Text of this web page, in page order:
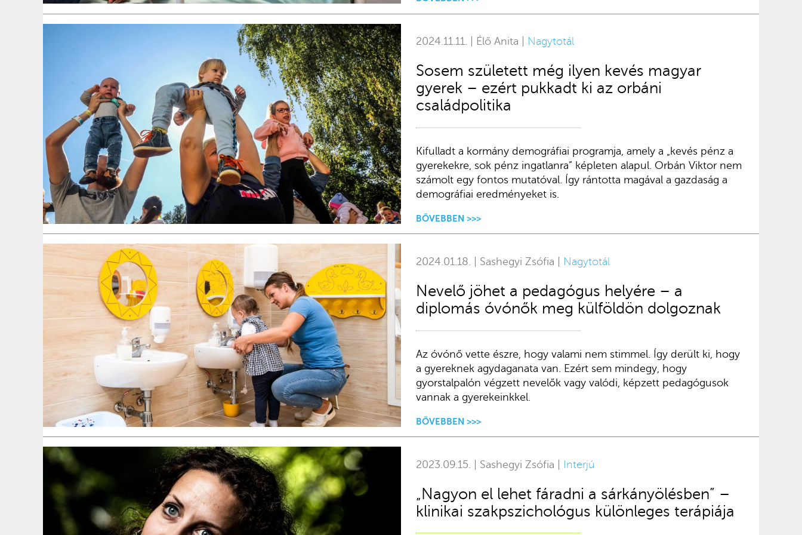
2024.11.11. | Élő Anita | Nagytotál
Sosem született még ilyen kevés magyar
gyerek – ezért pukkadt ki az orbáni
családpolitika
Kifulladt a kormány demográfiai programja, amely a „kevés pénz a
gyerekekre, sok pénz ingatlanra” képleten alapul. Orbán Viktor nem
számolt egy fontos mutatóval. Így rántotta magával a gazdaság a
demográfiai eredményeket is.
BŐVEBBEN >>>
2024.01.18. | Sashegyi Zsófia | Nagytotál
Nevelő jöhet a pedagógus helyére – a
diplomás óvónők meg külföldön dolgoznak
Az óvónő vette észre, hogy valami nem stimmel. Így derült ki, hogy
a gyereknek agydaganata van. Ezért sem mindegy, hogy
gyorstalpalón végzett nevelők vagy valódi, képzett pedagógusok
vannak a gyerekeinkkel.
BŐVEBBEN >>>
2023.09.15. | Sashegyi Zsófia | Interjú
„Nagyon el lehet fáradni a sárkányölésben” –
klinikai szakpszichológus különleges terápiája